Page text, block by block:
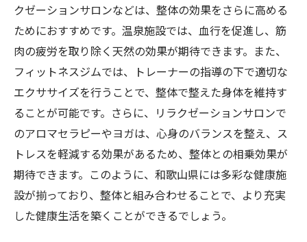
クゼーションサロンなどは、整体の効果をさらに高める
ためにおすすめです。温泉施設では、血行を促進し、筋
肉の疲労を取り除く天然の効果が期待できます。また、
フィットネスジムでは、トレーナーの指導の下で適切な
エクササイズを行うことで、整体で整えた身体を維持す
ることが可能です。さらに、リラクゼーションサロンで
のアロマセラピーやヨガは、心身のバランスを整え、ス
トレスを軽減する効果があるため、整体との相乗効果が
期待できます。このように、和歌山県には多彩な健康施
設が揃っており、整体と組み合わせることで、より充実
した健康生活を築くことができるでしょう。